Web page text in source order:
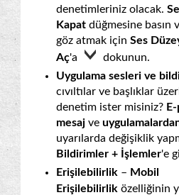
denetimleriniz olacak.
Kapat düğmesine basın
göz atmak için Ses
Aç'a
dokunun.
Uygulama sesleri ve
cıvıltılar ve başlıklar
denetim ister misiniz?
mesaj ve
uyarılarda değişiklik
Bildirimler + İşlemler'e
Erişilebilirlik – Mobil
Erişilebilirlik özelliğinin